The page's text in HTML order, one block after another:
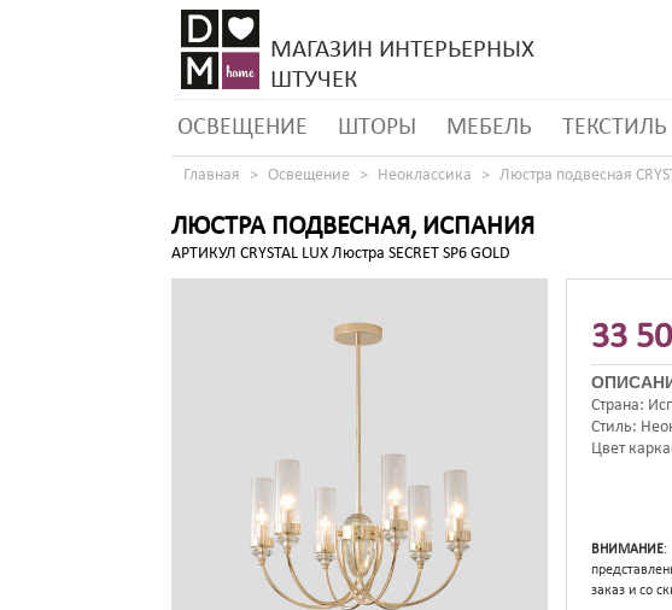
МАГАЗИН ИНТЕРЬЕРНЫХ
ШТУЧЕК
ОСВЕЩЕНИЕ ШТОРЫ МЕБЕЛЬ ТЕКСТИЛЬ
Главная Освещение Неоклассика Люстра подвесная
ЛЮСТРА ПОДВЕСНАЯ, ИСПАНИЯ
АРТИКУЛ CRYSTAL LUX Люстра SECRET SP6 GOLD
33
Страна
Стиль
Цвет
ВНИМАНИЕ:
заказ и со